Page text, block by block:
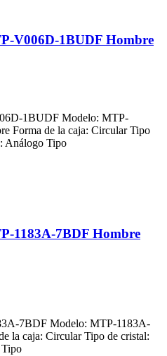
V006D-1BUDF Hombre
1BUDF Modelo: MTP-
Forma de la caja: Circular Tipo
Análogo Tipo
1183A-7BDF Hombre
7BDF Modelo: MTP-1183A-
la caja: Circular Tipo de cristal: